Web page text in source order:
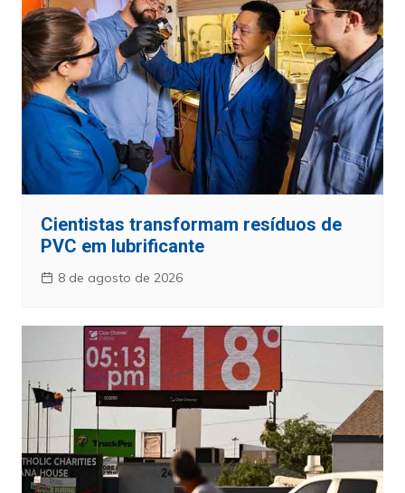
Cientistas transformam resíduos de
PVC em lubrificante
8 de agosto de 2026